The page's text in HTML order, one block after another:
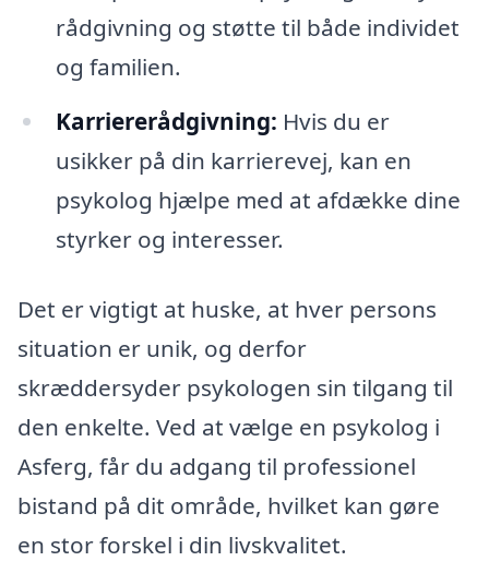
rådgivning og støtte til både individet
og familien.
Karriererådgivning: Hvis du er
usikker på din karrierevej, kan en
psykolog hjælpe med at afdække dine
styrker og interesser.
Det er vigtigt at huske, at hver persons
situation er unik, og derfor
skræddersyder psykologen sin tilgang til
den enkelte. Ved at vælge en psykolog i
Asferg, får du adgang til professionel
bistand på dit område, hvilket kan gøre
en stor forskel i din livskvalitet.